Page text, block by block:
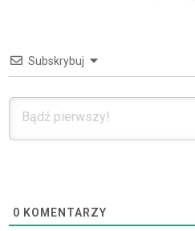
Subskrybuj
0 KOMENTARZY